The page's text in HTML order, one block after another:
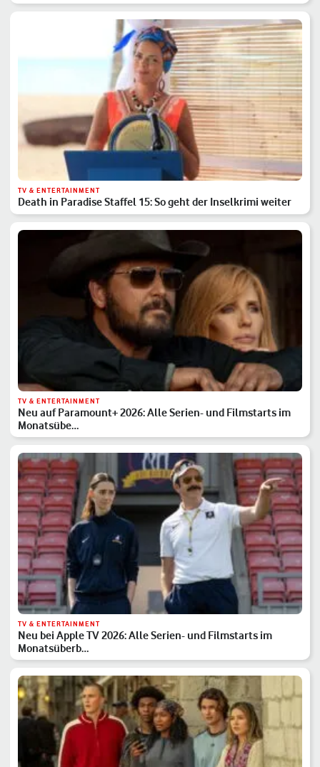
TV & ENTERTAINMENT
Death in Paradise Staffel 15: So geht der Inselkrimi weiter
TV & ENTERTAINMENT
Neu auf Paramount+ 2026: Alle Serien- und Filmstarts im
Monatsübe…
TV & ENTERTAINMENT
Neu bei Apple TV 2026: Alle Serien- und Filmstarts im
Monatsüberb…